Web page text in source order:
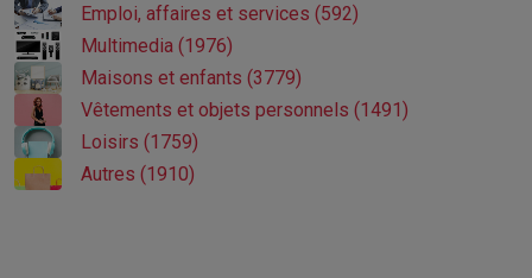
Emploi, affaires et services (592)
Multimedia (1976)
Maisons et enfants (3779)
Vêtements et objets personnels (1491)
Loisirs (1759)
Autres (1910)